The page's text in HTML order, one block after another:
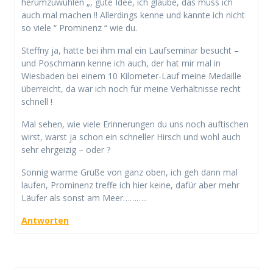
herumzuwühlen „, gute Idee, ich glaube, das muss ich
auch mal machen !! Allerdings kenne und kannte ich nicht
so viele “ Prominenz “ wie du.
Steffny ja, hatte bei ihm mal ein Laufseminar besucht –
und Poschmann kenne ich auch, der hat mir mal in
Wiesbaden bei einem 10 Kilometer-Lauf meine Medaille
überreicht, da war ich noch für meine Verhältnisse recht
schnell !
Mal sehen, wie viele Erinnerungen du uns noch auftischen
wirst, warst ja schon ein schneller Hirsch und wohl auch
sehr ehrgeizig – oder ?
Sonnig warme Grüße von ganz oben, ich geh dann mal
laufen, Prominenz treffe ich hier keine, dafür aber mehr
Läufer als sonst am Meer………..
Antworten